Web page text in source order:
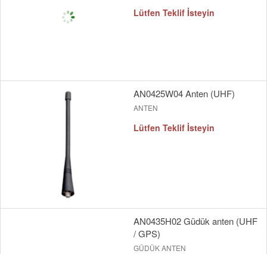
Lütfen Teklif İsteyin
AN0425W04 Anten (UHF)
ANTEN
Lütfen Teklif İsteyin
AN0435H02 Güdük anten (UHF
/ GPS)
GÜDÜK ANTEN